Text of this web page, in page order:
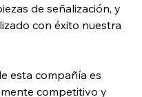
de señalización, y
con éxito nuestra
esta compañía es
competitivo y